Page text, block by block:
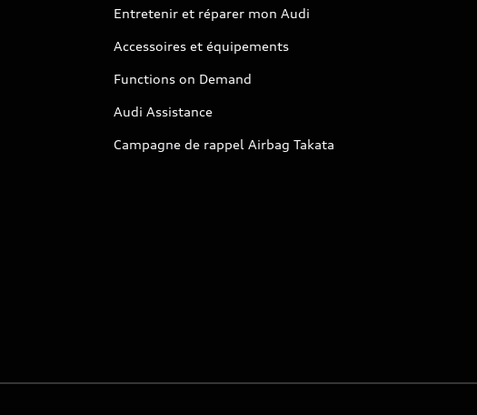
Entretenir et réparer mon Audi
Accessoires et équipements
Functions on Demand
Audi Assistance
Campagne de rappel Airbag Takata